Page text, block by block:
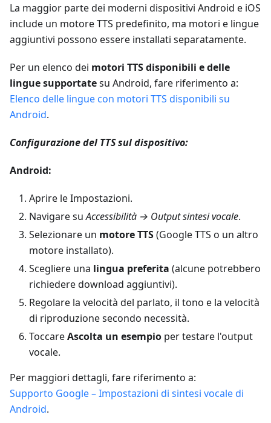
La maggior parte dei moderni dispositivi Android e iOS
include un motore TTS predefinito, ma motori e lingue
aggiuntivi possono essere installati separatamente.
Per un elenco dei motori TTS disponibili e delle
lingue supportatesu Android, fare riferimento a:
Elenco delle lingue con motori TTS disponibili su
Android.
Configurazione del TTS sul dispositivo:
Android:
Aprire le Impostazioni.
Navigare suAccessibilità → Output sintesi vocale.
Selezionare un motore TTS(Google TTS o un altro
motore installato).
Scegliere una lingua preferita (alcune potrebbero
richiedere download aggiuntivi).
Regolare la velocità del parlato, il tono e la velocità
di riproduzione secondo necessità.
ToccareAscolta un esempio per testare l'output
vocale.
Per maggiori dettagli, fare riferimento a:
Supporto Google – Impostazioni di sintesi vocale di
Android.